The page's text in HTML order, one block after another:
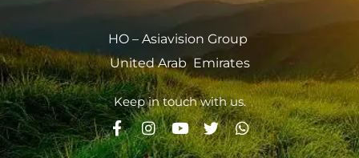
HO – Asiavision Group
United Arab Emirates
Keep in touch with us.